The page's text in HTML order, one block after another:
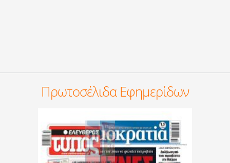
Πρωτοσέλιδα Εφημερίδων